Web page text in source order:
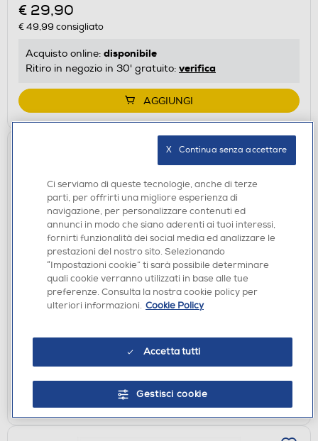
€ 29,90
€ 49,99 consigliato
Acquisto online: disponibile
Ritiro in negozio in 30' gratuito: verifica
AGGIUNGI
ACCESSORI HOME ENTERTAINMENT
NACON - KIT POSTAZIONE STREAMING-Nero
€ 44,90
disponibile
Ritiro in negozio in 30' gratuito:verifica
AGGIUNGI
Ci serviamo di queste tecnologie, anche di terze
parti, per offrirti una migliore esperienza di
navigazione, per personalizzare contenuti ed
annunci in modo che siano aderenti ai tuoi interessi,
fornirti funzionalità dei social media ed analizzare le
prestazioni del nostro sito. Selezionando
“Impostazioni cookie” ti sarà possibile determinare
quali cookie verranno utilizzati in base alle tue
preferenze. Consulta la nostra cookie policy per
ulteriori informazioni. Cookie Policy
Accetta tutti
Gestisci cookie
X   Continua senza accettare